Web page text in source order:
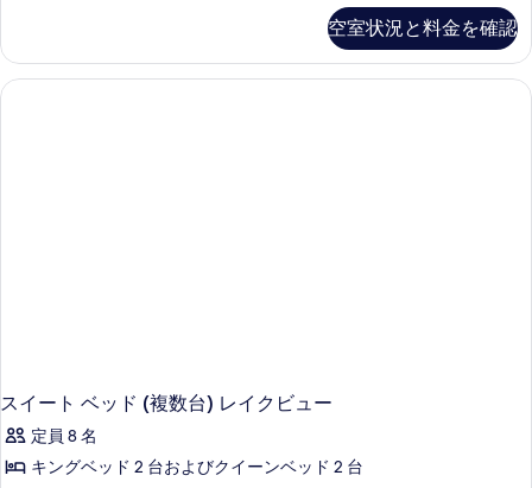
ベ
ッ
ド
空室状況と料金を確認
スイート ベッド (複数台) レイクビュー
定員 8 名
キングベッド 2 台およびクイーンベッド 2 台